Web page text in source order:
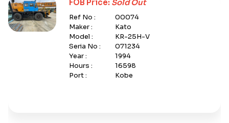
FOB Price: Sold Out
Ref No :
00074
Maker :
Kato
Model :
KR-25H-V
Seria No :
071234
Year :
1994
Hours :
16598
Port :
Kobe